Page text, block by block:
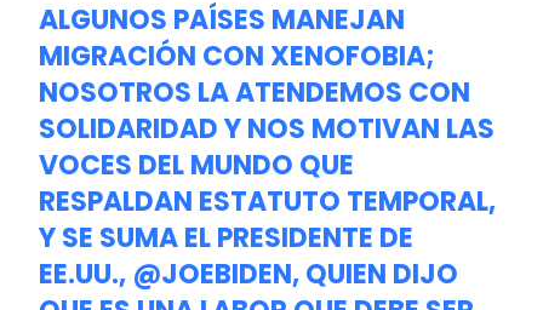
ALGUNOS PAÍSES MANEJAN
MIGRACIÓN CON XENOFOBIA;
NOSOTROS LA ATENDEMOS CON
SOLIDARIDAD Y NOS MOTIVAN LAS
VOCES DEL MUNDO QUE
RESPALDAN ESTATUTO TEMPORAL,
Y SE SUMA EL PRESIDENTE DE
EE.UU., @JOEBIDEN, QUIEN DIJO